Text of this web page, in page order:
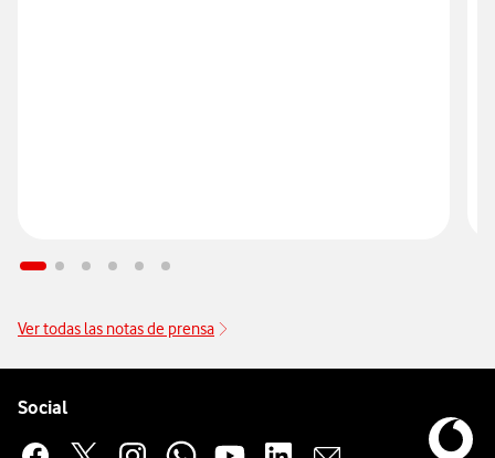
Ver todas las notas de prensa
Social